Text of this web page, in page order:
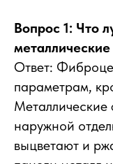
Вопрос 1: Что
Ответ:
параметрам,
наружной
выцветают и